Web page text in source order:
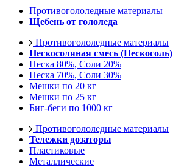
Противогололедные материалы
Щебень от гололеда
Противогололедные материалы
Пескосоляная смесь (Пескосоль)
Песка 80%, Соли 20%
Песка 70%, Соли 30%
Мешки по 20 кг
Мешки по 25 кг
Биг-беги по 1000 кг
Противогололедные материалы
Тележки дозаторы
Пластиковые
Металлические